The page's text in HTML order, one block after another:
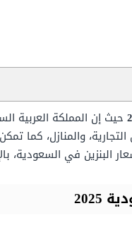
حيث إن المملكة العربية
التجارية، والمنازل،
البنزين في السعودية،